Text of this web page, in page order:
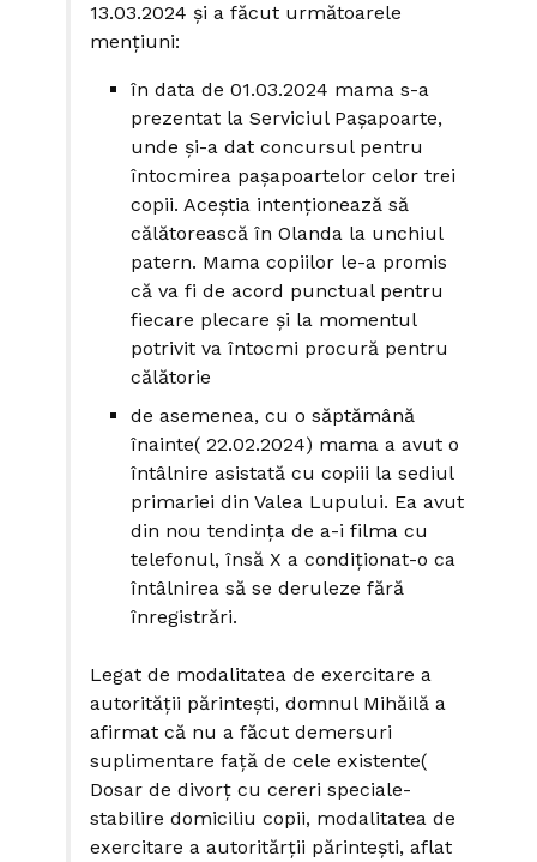
13.03.2024 și a făcut următoarele
mențiuni:
în data de 01.03.2024 mama s-a
prezentat la Serviciul Pașapoarte,
unde și-a dat concursul pentru
întocmirea pașapoartelor celor trei
copii. Aceștia intenționează să
călătorească în Olanda la unchiul
patern. Mama copiilor le-a promis
că va fi de acord punctual pentru
fiecare plecare și la momentul
potrivit va întocmi procură pentru
călătorie
de asemenea, cu o săptămână
înainte( 22.02.2024) mama a avut o
întâlnire asistată cu copiii la sediul
primariei din Valea Lupului. Ea avut
din nou tendința de a-i filma cu
telefonul, însă X a condiționat-o ca
întâlnirea să se deruleze fără
înregistrări.
Legat de modalitatea de exercitare a
autorității părintești, domnul Mihăilă a
afirmat că nu a făcut demersuri
suplimentare față de cele existente(
Dosar de divorț cu cereri speciale-
stabilire domiciliu copii, modalitatea de
exercitare a autoritărții părintești, aflat